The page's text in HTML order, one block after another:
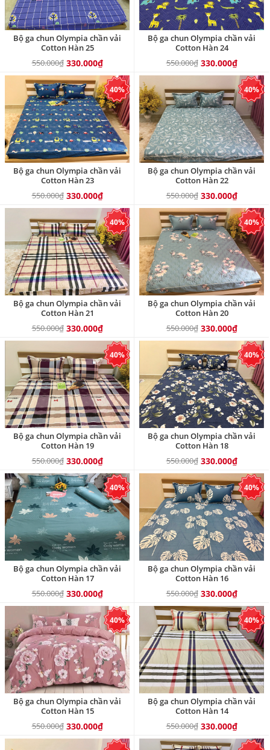
Bộ ga chun Olympia chần vải
Cotton Hàn 25
550.000₫ 330.000₫
Bộ ga chun Olympia chần vải
Cotton Hàn 24
550.000₫ 330.000₫
40%
Bộ ga chun Olympia chần vải
Cotton Hàn 23
550.000₫ 330.000₫
40%
Bộ ga chun Olympia chần vải
Cotton Hàn 22
550.000₫ 330.000₫
40%
Bộ ga chun Olympia chần vải
Cotton Hàn 21
550.000₫ 330.000₫
40%
Bộ ga chun Olympia chần vải
Cotton Hàn 20
550.000₫ 330.000₫
40%
Bộ ga chun Olympia chần vải
Cotton Hàn 19
550.000₫ 330.000₫
40%
Bộ ga chun Olympia chần vải
Cotton Hàn 18
550.000₫ 330.000₫
40%
Bộ ga chun Olympia chần vải
Cotton Hàn 17
550.000₫ 330.000₫
40%
Bộ ga chun Olympia chần vải
Cotton Hàn 16
550.000₫ 330.000₫
40%
Bộ ga chun Olympia chần vải
Cotton Hàn 15
550.000₫ 330.000₫
40%
Bộ ga chun Olympia chần vải
Cotton Hàn 14
550.000₫ 330.000₫